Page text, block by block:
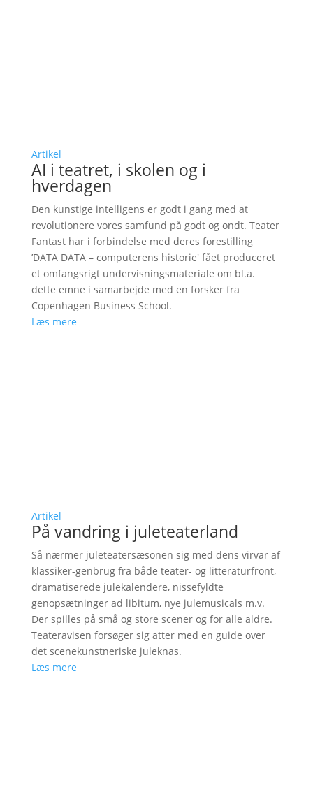
Artikel
AI i teatret, i skolen og i
hverdagen
Den kunstige intelligens er godt i gang med at
revolutionere vores samfund på godt og ondt. Teater
Fantast har i forbindelse med deres forestilling
’DATA DATA – computerens historie' fået produceret
et omfangsrigt undervisningsmateriale om bl.a.
dette emne i samarbejde med en forsker fra
Copenhagen Business School.
Læs mere
Artikel
På vandring i juleteaterland
Så nærmer juleteatersæsonen sig med dens virvar af
klassiker-genbrug fra både teater- og litteraturfront,
dramatiserede julekalendere, nissefyldte
genopsætninger ad libitum, nye julemusicals m.v.
Der spilles på små og store scener og for alle aldre.
Teateravisen forsøger sig atter med en guide over
det scenekunstneriske juleknas.
Læs mere